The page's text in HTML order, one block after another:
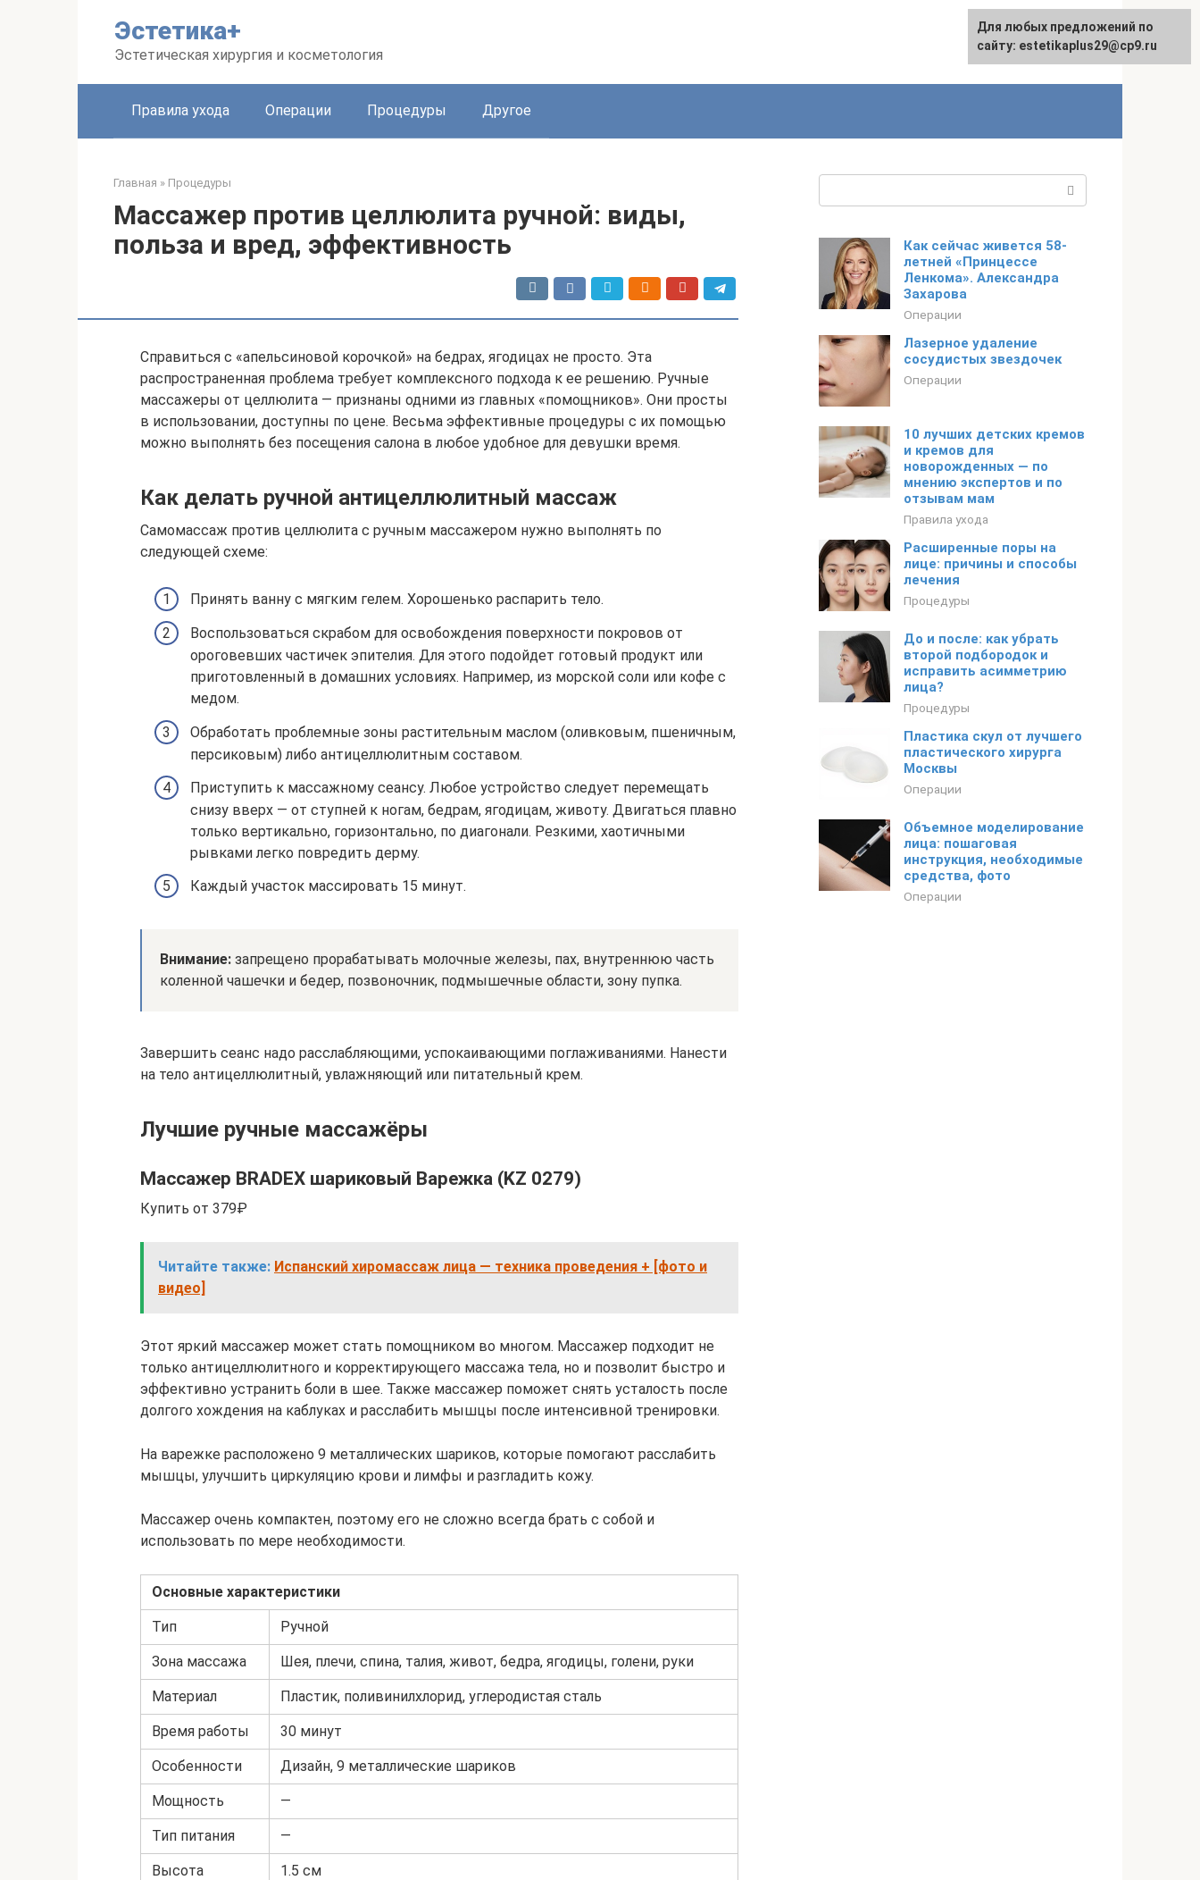
Эстетика+
Эстетическая хирургия и косметология
Правила ухода Операции Процедуры Другое
Главная » Процедуры
Массажер против целлюлита ручной: виды,
польза и вред, эффективность
Справиться с «апельсиновой корочкой» на бедрах, ягодицах не просто. Эта
распространенная проблема требует комплексного подхода к ее решению. Ручные
массажеры от целлюлита — признаны одними из главных «помощников». Они просты
в использовании, доступны по цене. Весьма эффективные процедуры с их помощью
можно выполнять без посещения салона в любое удобное для девушки время.
Как делать ручной антицеллюлитный массаж
Самомассаж против целлюлита с ручным массажером нужно выполнять по
следующей схеме:
Принять ванну с мягким гелем. Хорошенько распарить тело.
Воспользоваться скрабом для освобождения поверхности покровов от
ороговевших частичек эпителия. Для этого подойдет готовый продукт или
приготовленный в домашних условиях. Например, из морской соли или кофе с
медом.
Обработать проблемные зоны растительным маслом (оливковым, пшеничным,
персиковым) либо антицеллюлитным составом.
Приступить к массажному сеансу. Любое устройство следует перемещать
снизу вверх — от ступней к ногам, бедрам, ягодицам, животу. Двигаться плавно
только вертикально, горизонтально, по диагонали. Резкими, хаотичными
рывками легко повредить дерму.
Каждый участок массировать 15 минут.
Внимание: запрещено прорабатывать молочные железы, пах, внутреннюю часть
коленной чашечки и бедер, позвоночник, подмышечные области, зону пупка.
Завершить сеанс надо расслабляющими, успокаивающими поглаживаниями. Нанести
на тело антицеллюлитный, увлажняющий или питательный крем.
Лучшие ручные массажёры
Массажер BRADEX шариковый Варежка (KZ 0279)
Купить от 379₽
Читайте также: Испанский хиромассаж лица — техника проведения + [фото и
видео]
Этот яркий массажер может стать помощником во многом. Массажер подходит не
только антицеллюлитного и корректирующего массажа тела, но и позволит быстро и
эффективно устранить боли в шее. Также массажер поможет снять усталость после
долгого хождения на каблуках и расслабить мышцы после интенсивной тренировки.
На варежке расположено 9 металлических шариков, которые помогают расслабить
мышцы, улучшить циркуляцию крови и лимфы и разгладить кожу.
Массажер очень компактен, поэтому его не сложно всегда брать с собой и
использовать по мере необходимости.
Основные характеристики
Тип Ручной
Зона массажа Шея, плечи, спина, талия, живот, бедра, ягодицы, голени, руки
Материал Пластик, поливинилхлорид, углеродистая сталь
Время работы 30 минут
Особенности Дизайн, 9 металлические шариков
Мощность —
Тип питания —
Высота 1.5 см
Как сейчас живется 58-
летней «Принцессе
Ленкома». Александра
Захарова
Операции
Лазерное удаление
сосудистых звездочек
Операции
10 лучших детских кремов
и кремов для
новорожденных — по
мнению экспертов и по
отзывам мам
Правила ухода
Расширенные поры на
лице: причины и способы
лечения
Процедуры
До и после: как убрать
второй подбородок и
исправить асимметрию
лица?
Процедуры
Пластика скул от лучшего
пластического хирурга
Москвы
Операции
Объемное моделирование
лица: пошаговая
инструкция, необходимые
средства, фото
Операции
Для любых предложений по
сайту: estetikaplus29@cp9.ru